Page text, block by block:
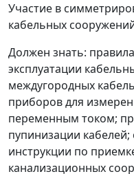
Участие в
кабельных
Должен знать:
эксплуатации
междугородных
приборов для
переменным током;
пупинизации
инструкции по
канализационных